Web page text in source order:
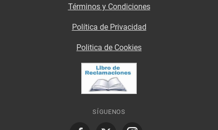
Términos y Condiciones
Política de Privacidad
Politica de Cookies
SÍGUENOS